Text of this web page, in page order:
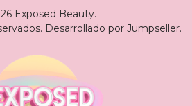
Exposed Beauty.
Desarrollado por Jumpseller.